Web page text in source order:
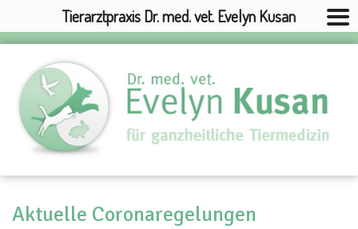
Aktuelle Coronaregelungen
Tierarztpraxis Dr. med. vet. Evelyn Kusan